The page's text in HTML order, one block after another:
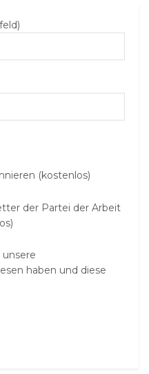
(kostenlos)
der Partei der Arbeit
unsere
haben und diese